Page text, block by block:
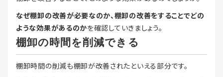
なぜ棚卸の改善が必要なのか、棚卸の改善をすることでどの
ような効果があるのかを確認していきましょう。
棚卸の時間を削減できる
棚卸時間の削減も棚卸が改善されたといえる部分です。